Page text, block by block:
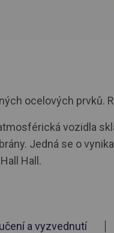
ocelových prvků.
vozidla
Jedná se o
Hall.
a vyzvednutí